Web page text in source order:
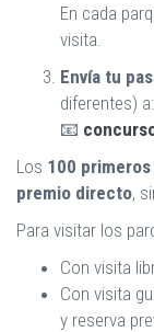
En cada
visita.
Envía tu
diferentes) a:
📧
Los 100
premio directo,
Para visitar los
Con visita
Con visita
y reserva